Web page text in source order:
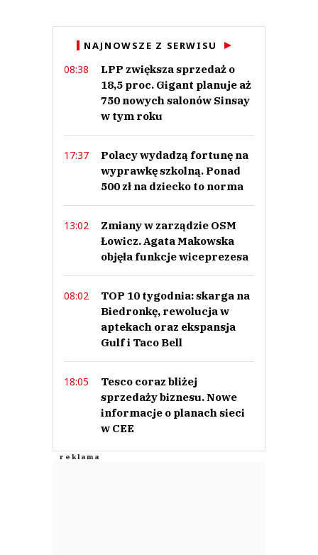
NAJNOWSZE Z SERWISU
08:38
LPP zwiększa sprzedaż o
18,5 proc. Gigant planuje aż
750 nowych salonów Sinsay
w tym roku
17:37
Polacy wydadzą fortunę na
wyprawkę szkolną. Ponad
500 zł na dziecko to norma
13:02
Zmiany w zarządzie OSM
Łowicz. Agata Makowska
objęła funkcje wiceprezesa
08:02
TOP 10 tygodnia: skarga na
Biedronkę, rewolucja w
aptekach oraz ekspansja
Gulf i Taco Bell
18:05
Tesco coraz bliżej
sprzedaży biznesu. Nowe
informacje o planach sieci
w CEE